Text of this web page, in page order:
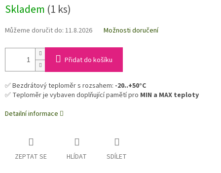
Skladem (1 ks)
Můžeme doručit do: 11.8.2026 Možnosti doručení
Přidat do košíku
✅ Bezdrátový teploměr s rozsahem: -20..+50°C
✅ Teploměr je vybaven doplňující pamětí pro MIN a MAX teploty
Detailní informace
ZEPTAT SE HLÍDAT SDÍLET